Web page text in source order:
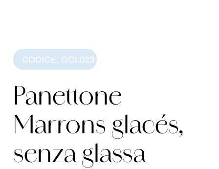
CODICE: GOL023
Panettone
Marrons glacés,
senza glassa